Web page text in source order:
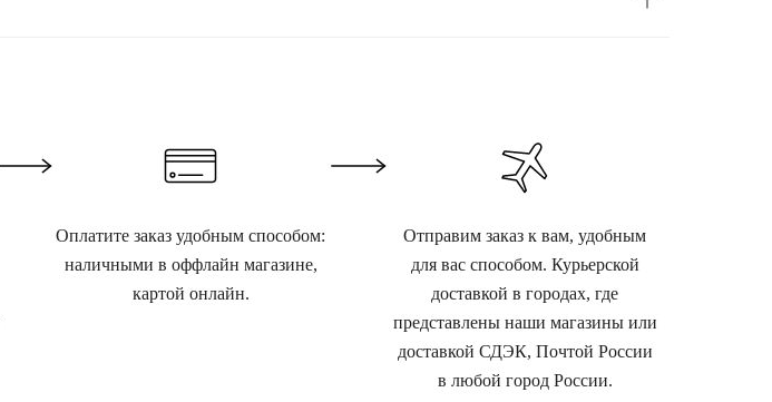
Оплатите заказ удобным способом:
наличными в оффлайн магазине,
картой онлайн.
Отправим заказ к вам, удобным
для вас способом. Курьерской
доставкой в городах, где
представлены наши магазины или
доставкой СДЭК, Почтой России
в любой город России.